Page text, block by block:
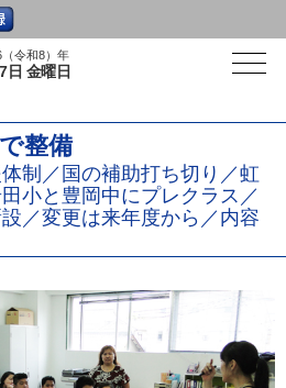
（令和8）年
日 金曜日
整備
制／国の補助打ち切り／虹
小と豊岡中にプレクラス／
／変更は来年度から／内容